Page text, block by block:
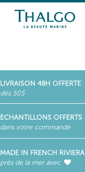
LIVRAISON 48H OFFERTE
dès 50$
ECHANTILLONS OFFERTS
dans votre commande
MADE IN FRENCH RIVIERA
près de la mer avec